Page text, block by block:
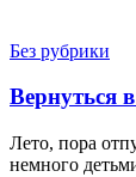
Без рубрики
Вернуться
Лето, пора
немного